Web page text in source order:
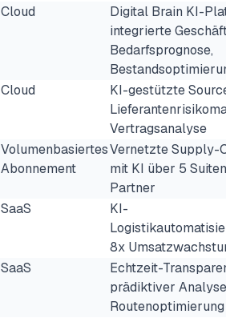
Cloud
Digital Brain KI-
integrierte
Bedarfsprognose,
Cloud
KI-gestützte
Vertragsanalyse
Volumenbasiertes
Abonnement
Vernetzte Supply-
mit KI über 5
Partner
SaaS
KI-
8x
SaaS
Echtzeit-
prädiktiver
Routenoptimierung